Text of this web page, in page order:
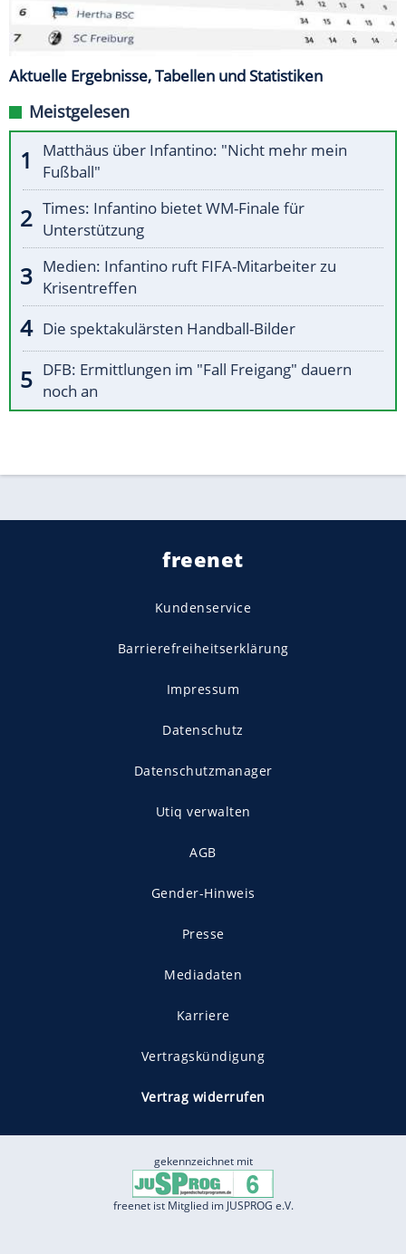
Aktuelle Ergebnisse, Tabellen und Statistiken
Meistgelesen
Matthäus über Infantino: "Nicht mehr mein
Fußball"
Times: Infantino bietet WM-Finale für
Unterstützung
Medien: Infantino ruft FIFA-Mitarbeiter zu
Krisentreffen
Die spektakulärsten Handball-Bilder
DFB: Ermittlungen im "Fall Freigang" dauern
noch an
freenet
Kundenservice
Barrierefreiheitserklärung
Impressum
Datenschutz
Datenschutzmanager
Utiq verwalten
AGB
Gender-Hinweis
Presse
Mediadaten
Karriere
Vertragskündigung
Vertrag widerrufen
gekennzeichnet mit
freenet ist Mitglied im JUSPROG e.V.